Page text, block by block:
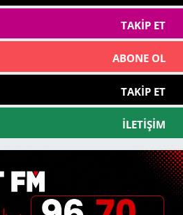
TAKIP ET
ABONE OL
TAKIP ET
İLETIŞIM